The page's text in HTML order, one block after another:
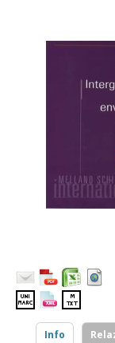
Info